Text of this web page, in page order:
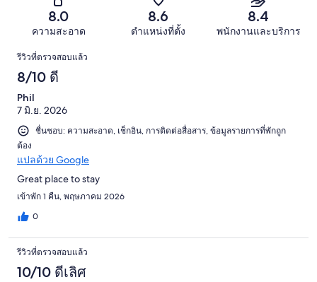
4254
รีวิว
จาก
4254
รีวิว
8.0
ความสะอาด
8.6
ตำแหน่งที่ตั้ง
8.4
พนักงานและบริการ
รีวิว
รีวิวที่ตรวจสอบแล้ว
8/10 ดี
Phil
7 มิ.ย. 2026
ชื่นชอบ: ความสะอาด, เช็กอิน, การติดต่อสื่อสาร, ข้อมูลรายการที่พักถูก
ต้อง
แปลด้วย Google
Great place to stay
เข้าพัก 1 คืน, พฤษภาคม 2026
0
รีวิวที่ตรวจสอบแล้ว
10/10 ดีเลิศ